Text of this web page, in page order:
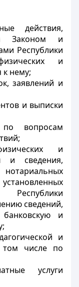
действия,
Законом и
Республики
и
к нему;
заявлений и
и выписки
по вопросам
и
и сведения,
Республики
сведений,
и
и
том числе по
услуги